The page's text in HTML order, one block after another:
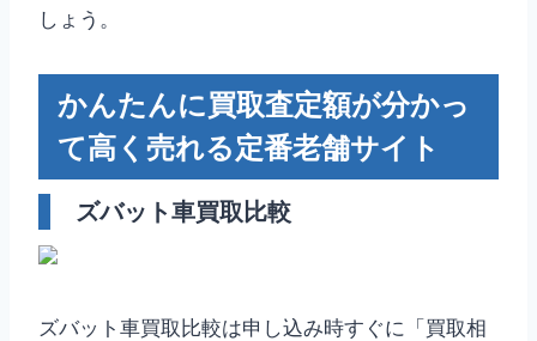
しょう。
かんたんに買取査定額が分かっ
て高く売れる定番老舗サイト
ズバット車買取比較
ズバット車買取比較は申し込み時すぐに「買取相